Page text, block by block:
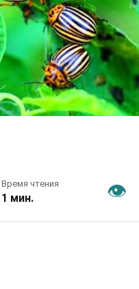
Время чтения
1 мин.